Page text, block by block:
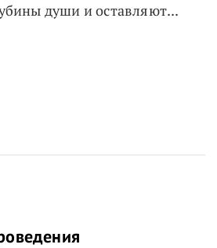
души и оставляют...